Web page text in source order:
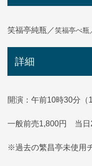
笑福亭純瓶／笑福亭べ瓶
詳細
開演：午前10時30分（
一般前売1,800円 当
※過去の繁昌亭未使用